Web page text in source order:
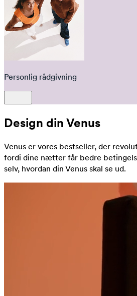
Personlig rådgivning
Design din Venus
Venus er vores bestseller, der
fordi dine nætter får bedre
selv, hvordan din Venus skal se ud.